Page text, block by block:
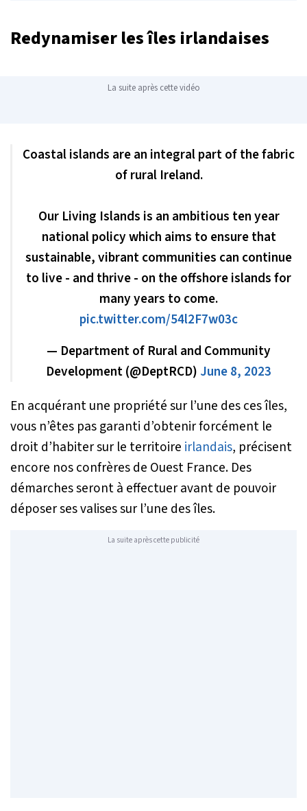
Redynamiser les îles irlandaises
La suite après cette vidéo
Coastal islands are an integral part of the fabric
of rural Ireland.
Our Living Islands is an ambitious ten year
national policy which aims to ensure that
sustainable, vibrant communities can continue
to live - and thrive - on the offshore islands for
many years to come.
pic.twitter.com/54l2F7w03c
— Department of Rural and Community
Development (@DeptRCD) June 8, 2023
En acquérant une propriété sur l’une des ces îles,
vous n’êtes pas garanti d’obtenir forcément le
droit d’habiter sur le territoire irlandais, précisent
encore nos confrères de Ouest France. Des
démarches seront à effectuer avant de pouvoir
déposer ses valises sur l’une des îles.
La suite après cette publicité